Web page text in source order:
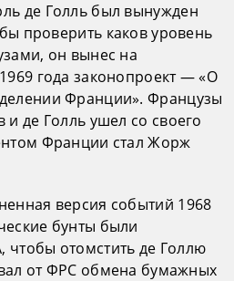
де Голль был вынужден
проверить каков уровень
он вынес на
года законопроект — «О
Франции». Французы
и де Голль ушел со своего
Франции стал Жорж
версия событий 1968
бунты были
отомстить де Голлю
от ФРС обмена бумажных